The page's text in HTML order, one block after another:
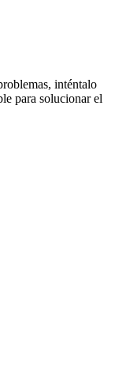
inténtalo
para solucionar el